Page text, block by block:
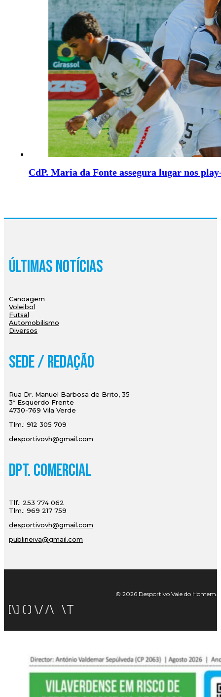
CdP. Maria da Fonte assegura lugar nos
Últimas Notícias
Canoagem
Voleibol
Futsal
Automobilismo
Diversos
Sede / Redação
Rua Dr. Manuel Barbosa de Brito, 35
3º Esquerdo Frente
4730-769 Vila Verde
Tlm.: 912 305 709
desportivovh@gmail.com
Dpt. Comercial
Tlf.: 253 774 062
Tlm.: 969 217 759
desportivovh@gmail.com
publineiva@gmail.com
© 2026 Desportivo Vale do Homem.